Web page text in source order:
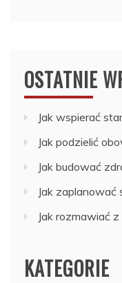
OSTATNIE
Jak wspierać
Jak podzielić
Jak budować
Jak zaplanować
Jak rozmawiać
KATEGORIE